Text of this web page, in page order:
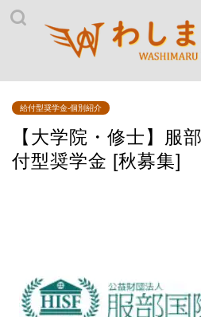
給付型奨学金-個別紹介
【大学院・修士】服
付型奨学金 [秋募集]